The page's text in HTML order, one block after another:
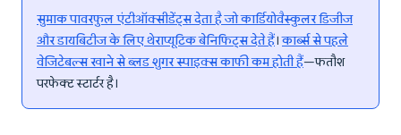
सुमाक पावरफुल एंटीऑक्सीडेंट्स देता है जो कार्डियोवैस्कुलर डिजीज
और डायबिटीज के लिए थेराप्यूटिक बेनिफिट्स देते हैं।कार्ब्स से पहले
वेजिटेबल्स खाने से ब्लड शुगर स्पाइक्स काफी कम होती हैं—फतौश
परफेक्ट स्टार्टर है।